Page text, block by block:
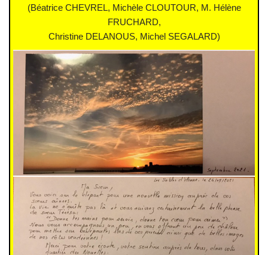
(Béatrice CHEVREL, Michèle CLOUTOUR, M. Hélène
FRUCHARD,
Christine DELANOUS, Michel SEGALARD)